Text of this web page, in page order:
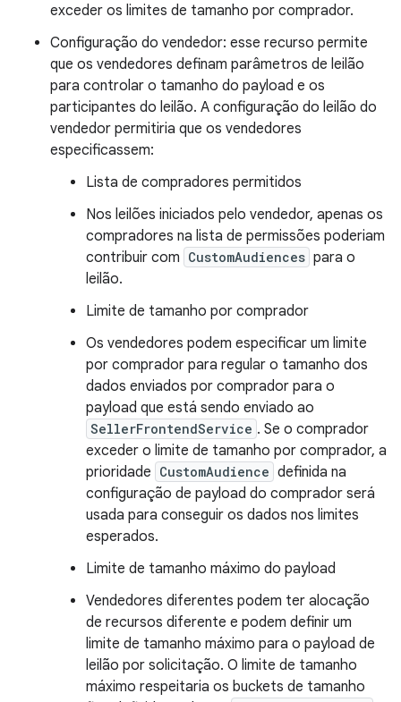
exceder os limites de tamanho por comprador.
Configuração do vendedor: esse recurso permite
que os vendedores definam parâmetros de leilão
para controlar o tamanho do payload e os
participantes do leilão. A configuração do leilão do
vendedor permitiria que os vendedores
especificassem:
Lista de compradores permitidos
Nos leilões iniciados pelo vendedor, apenas os
compradores na lista de permissões poderiam
contribuir com CustomAudiences para o
leilão.
Limite de tamanho por comprador
Os vendedores podem especificar um limite
por comprador para regular o tamanho dos
dados enviados por comprador para o
payload que está sendo enviado ao
SellerFrontendService . Se o comprador
exceder o limite de tamanho por comprador, a
prioridade CustomAudience definida na
configuração de payload do comprador será
usada para conseguir os dados nos limites
esperados.
Limite de tamanho máximo do payload
Vendedores diferentes podem ter alocação
de recursos diferente e podem definir um
limite de tamanho máximo para o payload de
leilão por solicitação. O limite de tamanho
máximo respeitaria os buckets de tamanho